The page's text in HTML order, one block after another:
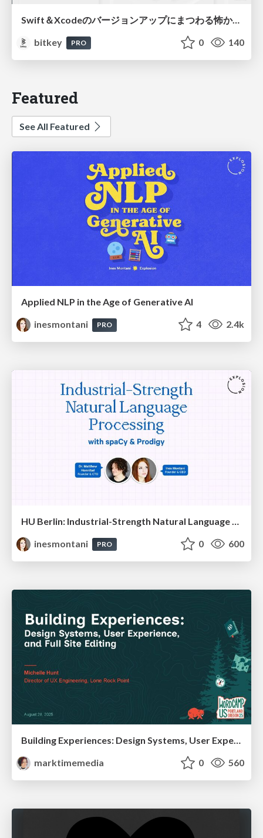
Swift＆Xcodeのバージョンアップにまつわる怖かった思い出 / Scary Memories of Swift and Xcode Updates
bitkey
PRO 0 140
Featured
See All Featured
Applied NLP in the Age of Generative AI
inesmontani
PRO 4 2.4k
HU Berlin: Industrial-Strength Natural Language Processing with spaCy and Prodigy
inesmontani
PRO 0 600
Building Experiences: Design Systems, User Experience, and Full Site Editing
marktimemedia
0 560